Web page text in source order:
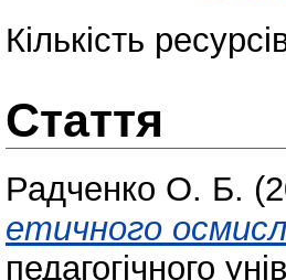
Кількість
Стаття
Радченко О. Б.
етичного
педагогічного